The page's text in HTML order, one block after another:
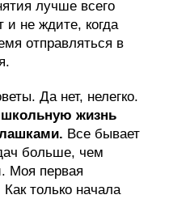
лучше всего
и не ждите, когда
отправляться в
Да нет, нелегко.
жизнь
Все бывает
больше, чем
Моя первая
только начала